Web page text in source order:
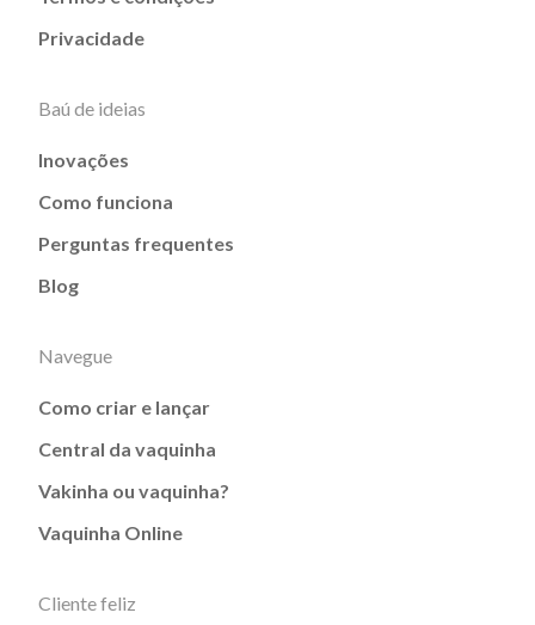
Privacidade
Baú de ideias
Inovações
Como funciona
Perguntas frequentes
Blog
Navegue
Como criar e lançar
Central da vaquinha
Vakinha ou vaquinha?
Vaquinha Online
Cliente feliz